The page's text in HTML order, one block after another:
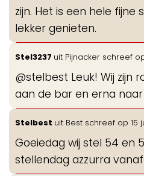
zijn. Het is een hele fijne
lekker genieten.
Stel3237 uit Pijnacker schreef
@stelbest Leuk! Wij zijn
aan de bar en erna naar
Stelbest uit Best schreef op 15
Goeiedag wij stel 54 en
stellendag azzurra vanaf